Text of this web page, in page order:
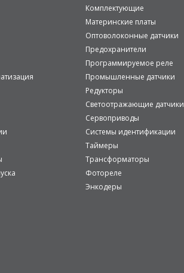
Комплектующие
Материнские платы
Оптоволоконные датчики
Предохранители
Программируемое реле
Промышленные датчики
Редукторы
Светоотражающие датчики
Сервоприводы
Системы идентификации
Таймеры
Трансформаторы
Фотореле
Энкодеры